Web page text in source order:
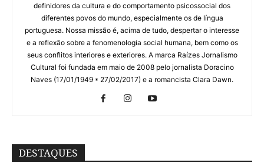
definidores da cultura e do comportamento psicossocial dos
diferentes povos do mundo, especialmente os de língua
portuguesa. Nossa missão é, acima de tudo, despertar o interesse
e a reflexão sobre a fenomenologia social humana, bem como os
seus conflitos interiores e exteriores. A marca Raízes Jornalismo
Cultural foi fundada em maio de 2008 pelo jornalista Doracino
Naves (17/01/1949 * 27/02/2017) e a romancista Clara Dawn.
DESTAQUES